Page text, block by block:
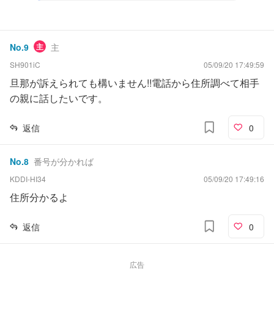
No.9 主 主
SH901iC 05/09/20 17:49:59
旦那が訴えられても構いません!!電話から住所調べて相手
の親に話したいです。
返信 0
No.8 番号が分かれば
KDDI-HI34 05/09/20 17:49:16
住所分かるよ
返信 0
広告